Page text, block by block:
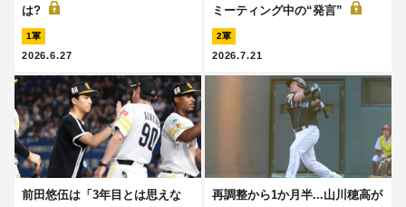
は?
1軍
2026.6.27
ミーティング中の“発言”
2軍
2026.7.21
前田悠伍は「3年目とは思えな
再調整から1か月半...山川穂高が